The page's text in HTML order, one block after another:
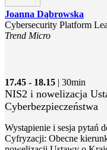
Joanna Dąbrowska
Cybersecurity Platform
Trend Micro
17.45 - 18.15 | 30min
NIS2 i nowelizacja
Cyberbezpieczeństwa
Wystąpienie i sesja pytań
Cyfryzacji: Obecne